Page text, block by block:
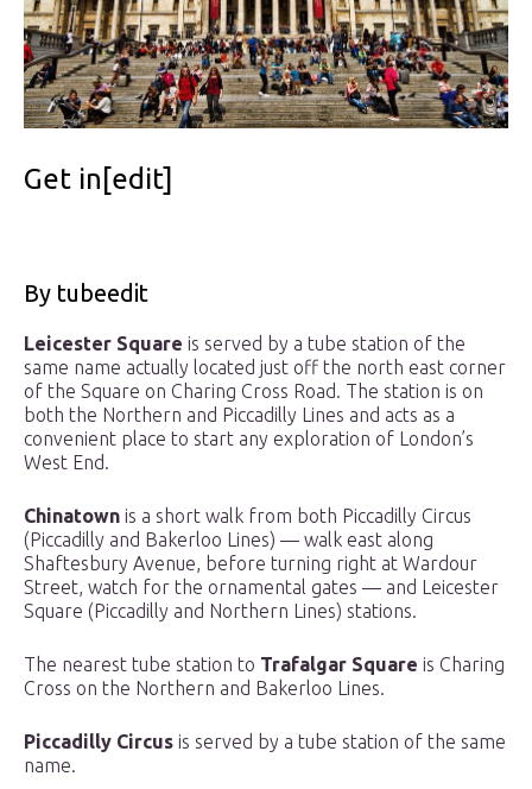
Get in[edit]
By tubeedit
Leicester Square is served by a tube station of the
same name actually located just off the north east corner
of the Square on Charing Cross Road. The station is on
both the Northern and Piccadilly Lines and acts as a
convenient place to start any exploration of London’s
West End.
Chinatown is a short walk from both Piccadilly Circus
(Piccadilly and Bakerloo Lines) — walk east along
Shaftesbury Avenue, before turning right at Wardour
Street, watch for the ornamental gates — and Leicester
Square (Piccadilly and Northern Lines) stations.
The nearest tube station to Trafalgar Square is Charing
Cross on the Northern and Bakerloo Lines.
Piccadilly Circus is served by a tube station of the same
name.